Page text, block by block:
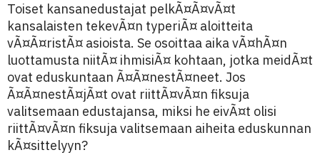
Toiset kansanedustajat pelkÃ¤Ã¤vÃ¤t
kansalaisten tekevÃ¤n typeriÃ¤ aloitteita
vÃ¤Ã¤ristÃ¤ asioista. Se osoittaa aika vÃ¤hÃ¤n
luottamusta niitÃ¤ ihmisiÃ¤ kohtaan, jotka meidÃ¤t
ovat eduskuntaan Ã¤Ã¤nestÃ¤neet. Jos
Ã¤Ã¤nestÃ¤jÃ¤t ovat riittÃ¤vÃ¤n fiksuja
valitsemaan edustajansa, miksi he eivÃ¤t olisi
riittÃ¤vÃ¤n fiksuja valitsemaan aiheita eduskunnan
kÃ¤sittelyyn?